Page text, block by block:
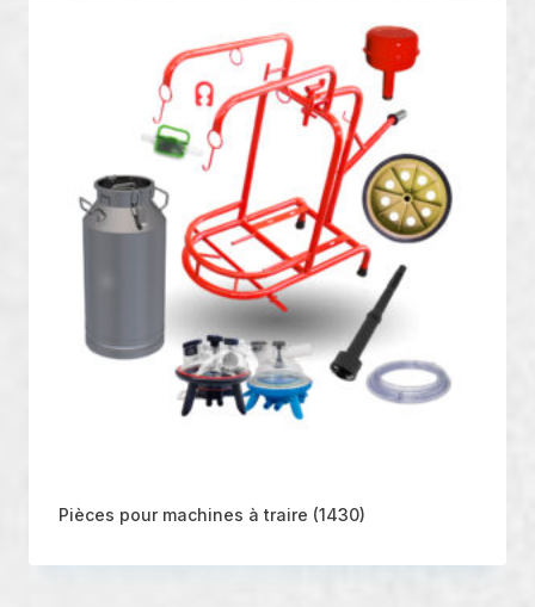
Pièces pour machines à traire (1430)